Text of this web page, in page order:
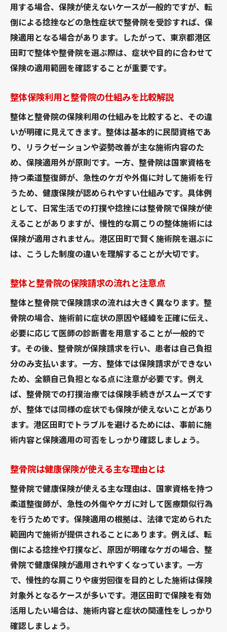
用する場合、保険が使えないケースが一般的ですが、転
倒による捻挫などの急性症状で整骨院を受診すれば、保
険適用となる場合があります。したがって、東京都港区
田町で整体や整骨院を選ぶ際は、症状や目的に合わせて
保険の適用範囲を確認することが重要です。
整体保険利用と整骨院の仕組みを比較解説
整体と整骨院の保険利用の仕組みを比較すると、その違
いが明確に見えてきます。整体は基本的に民間資格であ
り、リラクゼーションや姿勢改善が主な施術内容のた
め、保険適用外が原則です。一方、整骨院は国家資格を
持つ柔道整復師が、急性のケガや外傷に対して施術を行
うため、健康保険が認められやすい仕組みです。具体例
として、日常生活での打撲や捻挫には整骨院で保険が使
えることがありますが、慢性的な肩こりの整体施術には
保険が適用されません。港区田町で賢く施術院を選ぶに
は、こうした制度の違いを理解することが大切です。
整体と整骨院の保険請求の流れと注意点
整体と整骨院で保険請求の流れは大きく異なります。整
骨院の場合、施術前に症状の原因や経緯を正確に伝え、
必要に応じて医師の診断書を用意することが一般的で
す。その後、整骨院が保険請求を行い、患者は自己負担
分のみ支払います。一方、整体では保険請求ができない
ため、全額自己負担となる点に注意が必要です。例え
ば、整骨院での打撲治療では保険手続きがスムーズです
が、整体では同様の症状でも保険が使えないことがあり
ます。港区田町でトラブルを避けるためには、事前に施
術内容と保険適用の可否をしっかり確認しましょう。
整骨院は健康保険が使える主な理由とは
整骨院で健康保険が使える主な理由は、国家資格を持つ
柔道整復師が、急性の外傷やケガに対して医療類似行為
を行うためです。保険適用の根拠は、法律で定められた
範囲内で施術が提供されることにあります。例えば、転
倒による捻挫や打撲など、原因が明確なケガの場合、整
骨院で健康保険が適用されやすくなっています。一方
で、慢性的な肩こりや疲労回復を目的とした施術は保険
対象外となるケースが多いです。港区田町で保険を有効
活用したい場合は、施術内容と症状の関連性をしっかり
確認しましょう。